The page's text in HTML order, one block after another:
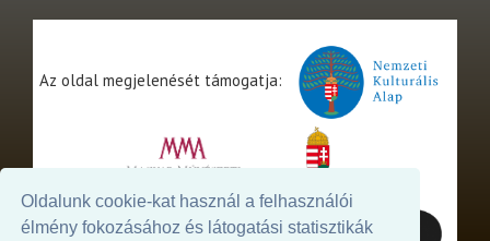
Oldalunk cookie-kat használ a felhasználói
élmény fokozásához és látogatási statisztikák
Az oldal megjelenését támogatja: